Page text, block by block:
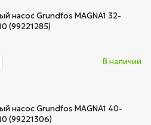
насос Grundfos MAGNA1 32-
(99221285)
В наличии
насос Grundfos MAGNA1 40-
(99221306)